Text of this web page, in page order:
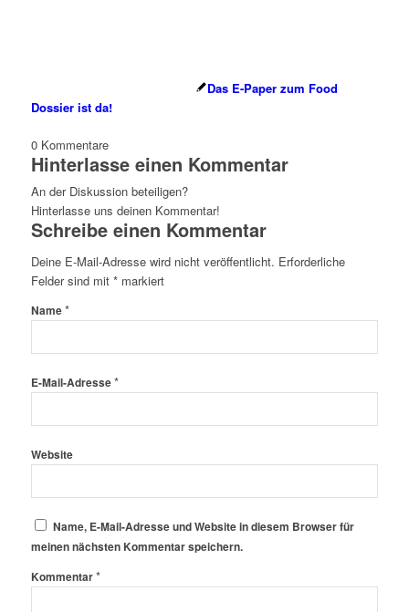
Das E-Paper zum Food
Dossier ist da!
0 Kommentare
Hinterlasse einen Kommentar
An der Diskussion beteiligen?
Hinterlasse uns deinen Kommentar!
Schreibe einen Kommentar
Deine E-Mail-Adresse wird nicht veröffentlicht. Erforderliche
Felder sind mit *markiert
Name*
E-Mail-Adresse*
Website
Name, E-Mail-Adresse und Website in diesem Browser für
meinen nächsten Kommentar speichern.
Kommentar*